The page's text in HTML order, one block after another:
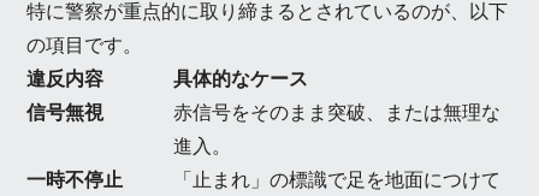
特に警察が重点的に取り締まるとされているのが、以下
の項目です。
違反内容
具体的なケース
信号無視
赤信号をそのまま突破、または無理な
進入。
一時不停止
「止まれ」の標識で足を地面につけて